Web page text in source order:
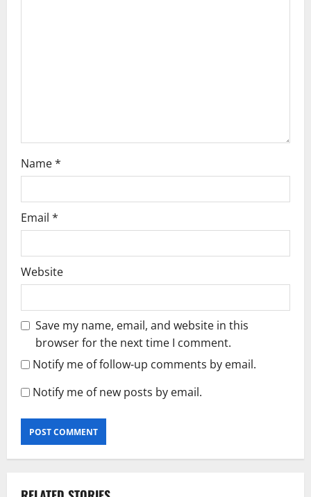
Name*
Email *
Website
Save my name, email, and website in this
browser for the next time I comment.
Notify me of follow-up comments by email.
Notify me of new posts by email.